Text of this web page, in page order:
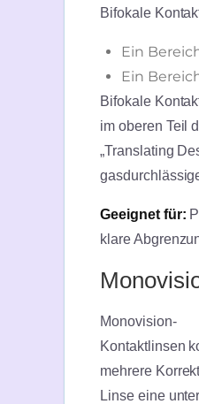
Bifokale
Ein
Ein
Bifokale
im oberen Teil
„Translating
Geeignet für:
klare
Monovision-
Kontaktlinsen
mehrere
Linse eine